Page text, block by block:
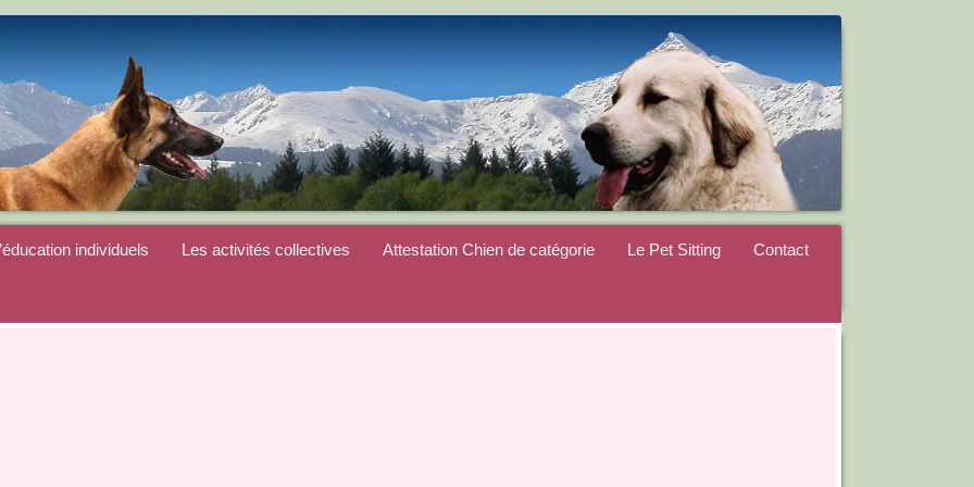
individuels Les activités collectives Attestation Chien de catégorie Le Pet Sitting Contact